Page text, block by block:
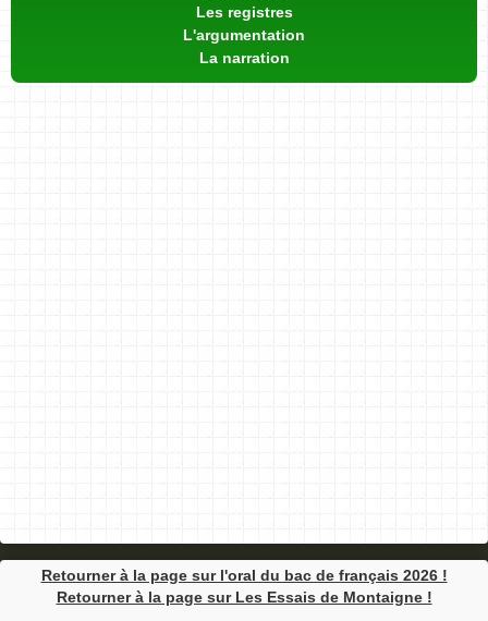
Les registres
L'argumentation
La narration
Retourner à la page sur l'oral du bac de français 2026 !
Retourner à la page sur Les Essais de Montaigne !